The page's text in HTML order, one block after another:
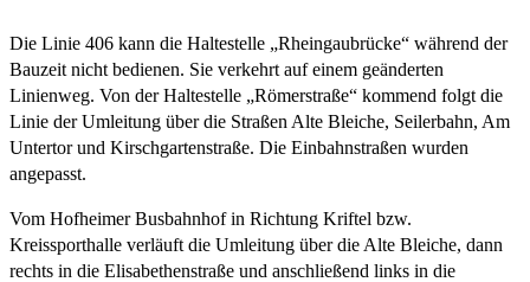
Die Linie 406 kann die Haltestelle „Rheingaubrücke“ während der
Bauzeit nicht bedienen. Sie verkehrt auf einem geänderten
Linienweg. Von der Haltestelle „Römerstraße“ kommend folgt die
Linie der Umleitung über die Straßen Alte Bleiche, Seilerbahn, Am
Untertor und Kirschgartenstraße. Die Einbahnstraßen wurden
angepasst.
Vom Hofheimer Busbahnhof in Richtung Kriftel bzw.
Kreissporthalle verläuft die Umleitung über die Alte Bleiche, dann
rechts in die Elisabethenstraße und anschließend links in die